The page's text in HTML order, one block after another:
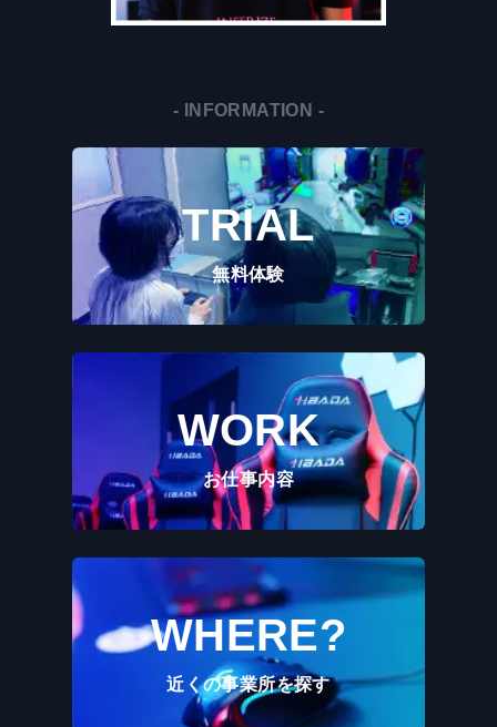
- INFORMATION -
TRIAL
無料体験
WORK
お仕事内容
WHERE?
近くの事業所を探す